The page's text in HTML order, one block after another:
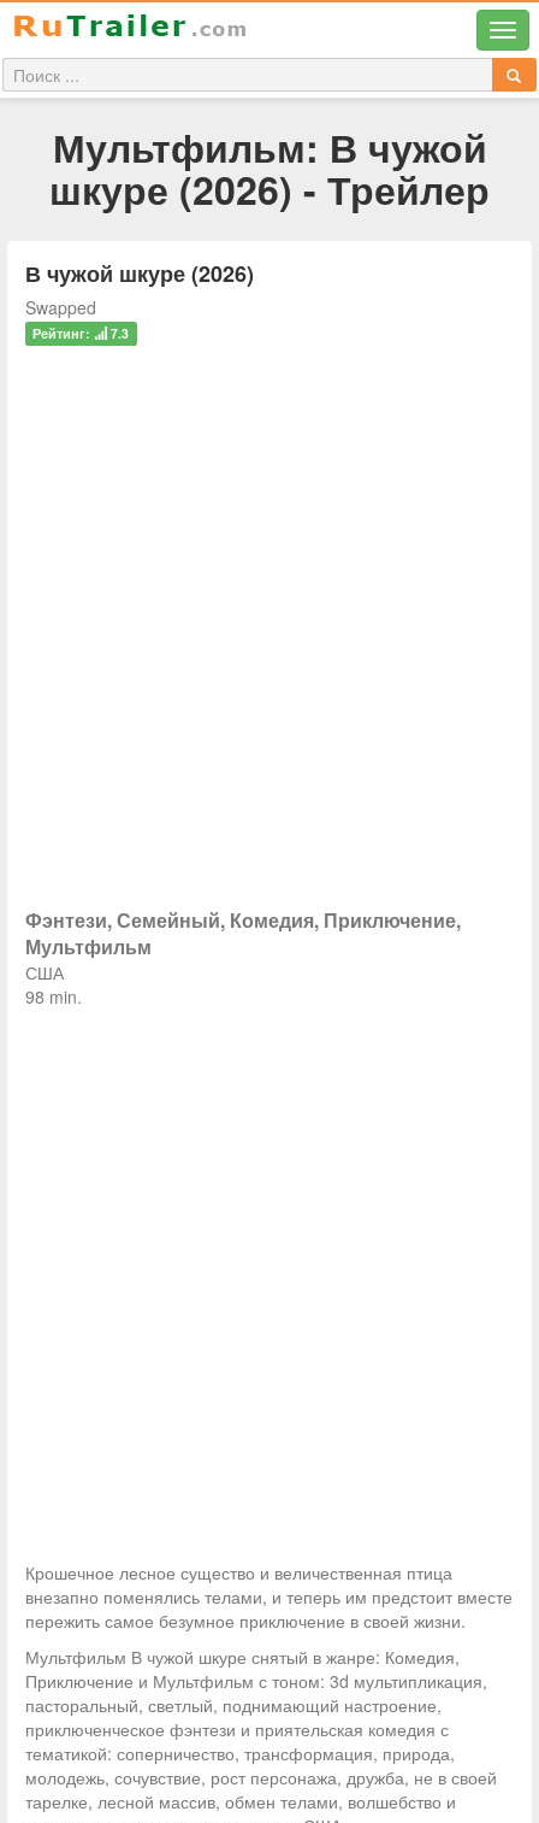
Мультфильм: В чужой
шкуре (2026) - Трейлер
В чужой шкуре (2026)
Swapped
Рейтинг: 7.3
Фэнтези, Семейный, Комедия, Приключение,
Мультфильм
США
98 min.
Крошечное лесное существо и величественная птица
внезапно поменялись телами, и теперь им предстоит вместе
пережить самое безумное приключение в своей жизни.
Мультфильм В чужой шкуре снятый в жанре: Комедия,
Приключение и Мультфильм с тоном: 3d мультипликация,
пасторальный, светлый, поднимающий настроение,
приключенческое фэнтези и приятельская комедия с
тематикой: соперничество, трансформация, природа,
молодежь, сочувствие, рост персонажа, дружба, не в своей
тарелке, лесной массив, обмен телами, волшебство и